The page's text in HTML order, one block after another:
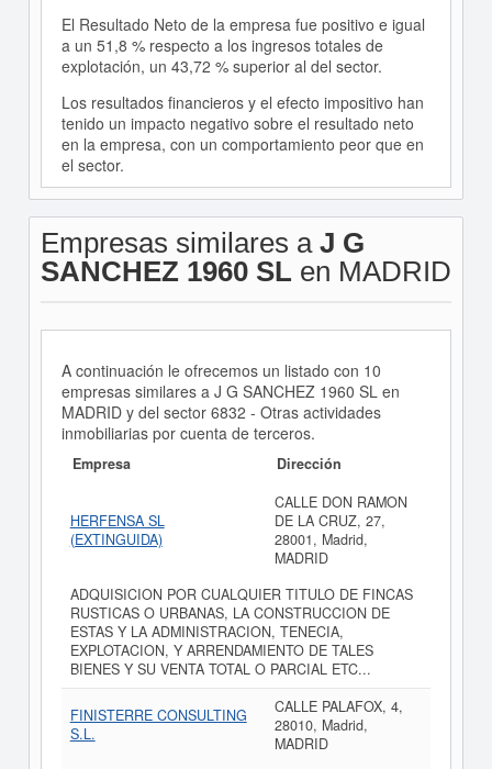
El Resultado Neto de la empresa fue positivo e igual
a un 51,8 % respecto a los ingresos totales de
explotación, un 43,72 % superior al del sector.
Los resultados financieros y el efecto impositivo han
tenido un impacto negativo sobre el resultado neto
en la empresa, con un comportamiento peor que en
el sector.
Empresas similares a J G
SANCHEZ 1960 SL en MADRID
A continuación le ofrecemos un listado con 10
empresas similares a J G SANCHEZ 1960 SL en
MADRID y del sector 6832 - Otras actividades
inmobiliarias por cuenta de terceros.
Empresa Dirección
HERFENSA SL
(EXTINGUIDA)
CALLE DON RAMON
DE LA CRUZ, 27,
28001, Madrid,
MADRID
ADQUISICION POR CUALQUIER TITULO DE FINCAS
RUSTICAS O URBANAS, LA CONSTRUCCION DE
ESTAS Y LA ADMINISTRACION, TENECIA,
EXPLOTACION, Y ARRENDAMIENTO DE TALES
BIENES Y SU VENTA TOTAL O PARCIAL ETC...
FINISTERRE CONSULTING
S.L.
CALLE PALAFOX, 4,
28010, Madrid,
MADRID